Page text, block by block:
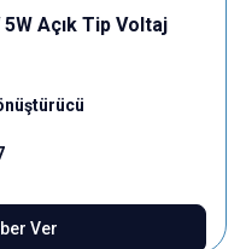
Açık Tip Voltaj
Ver